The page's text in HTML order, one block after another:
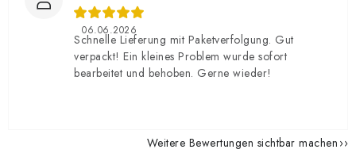
06.06.2026
Schnelle Lieferung mit Paketverfolgung. Gut
verpackt! Ein kleines Problem wurde sofort
bearbeitet und behoben. Gerne wieder!
Weitere Bewertungen sichtbar machen